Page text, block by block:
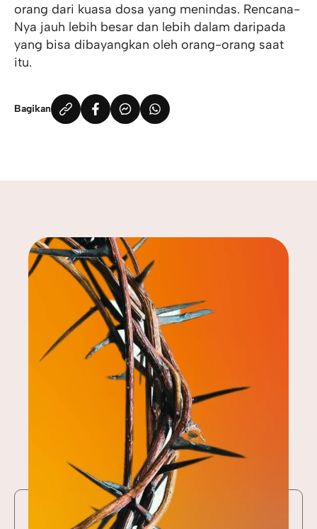
orang dari kuasa dosa yang menindas. Rencana-
Nya jauh lebih besar dan lebih dalam daripada
yang bisa dibayangkan oleh orang-orang saat
itu.
Bagikan